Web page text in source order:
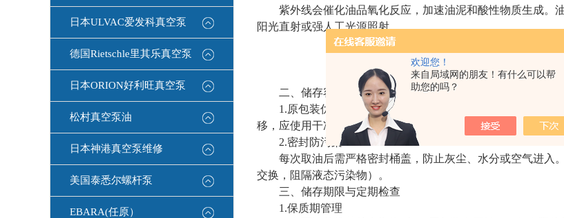
欢迎您！
来自局域网的朋友！有什么可以帮
助您的吗？
日本ULVAC爱发科真空泵
德国Rietschle里其乐真空泵
日本ORION好利旺真空泵
松村真空泵油
日本神港真空泵维修
美国泰悉尔螺杆泵
EBARA(任原）
紫外线会催化油品氧化反应，加速油泥和酸性物质生成。
阳光直射或强人工光源照射。
​​二、储存容器与密封管理​​
1.​​原包装优先​​未使用的真空泵油应尽量保留在​​原厂密封桶
移，应使用​​干净、干燥的专用油桶​​（推荐不锈钢或高密度聚乙烯
2.​​密封防污染​​
每次取油后需严格密封桶盖，防止灰尘、水分或空气进入
交换，阻隔液态污染物）。
​​三、储存期限与定期检查​​
1.​​保质期管理